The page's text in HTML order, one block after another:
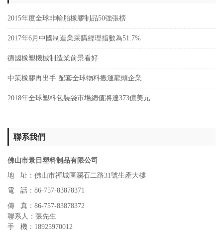
2015年度全球非輪胎橡膠制品50強張榜
2017年6月中國制造業采購經理指數為51.7%
德國橡塑機械制造業前景看好
中策橡膠再出手 配套全球物料搬運龍頭企業
2018年全球塑料包裝袋市場總值將達373億美元
聯系我們
佛山市景日塑料制品有限公司
地 址：佛山市禪城區瀾石二路31號生產大樓
電 話：86-757-83878371
傳 真：86-757-83878372
聯系人：張先生
手 機：18925970012